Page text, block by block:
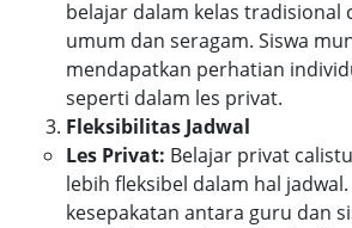
belajar dalam kelas tradisional
umum dan seragam. Siswa
mendapatkan perhatian
seperti dalam les privat.
Fleksibilitas Jadwal
Les Privat: Belajar privat
lebih fleksibel dalam hal
kesepakatan antara guru dan